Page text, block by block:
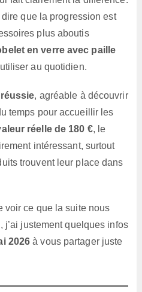
que la progression est
plus aboutis
en verre avec paille
au quotidien.
, agréable à découvrir
temps pour accueillir les
réelle de 180 €, le
intéressant, surtout
trouvent leur place dans
voir ce que la suite nous
j’ai justement quelques infos
2026 à vous partager juste